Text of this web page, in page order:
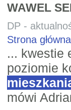
WAWEL
DP -
Strona
... kwestie
poziomie
mówi